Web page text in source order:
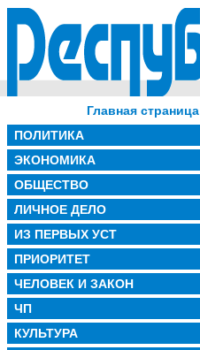
Главная страница
ПОЛИТИКА
ЭКОНОМИКА
ОБЩЕСТВО
ЛИЧНОЕ ДЕЛО
ИЗ ПЕРВЫХ УСТ
ПРИОРИТЕТ
ЧЕЛОВЕК И ЗАКОН
ЧП
КУЛЬТУРА